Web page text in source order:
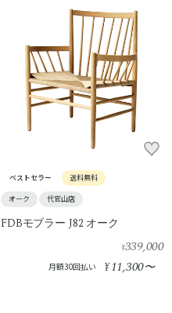
ベストセラー 送料無料
オーク 代官山店
FDBモブラー J82 オーク
¥339,000
月額30回払い ¥11,300〜